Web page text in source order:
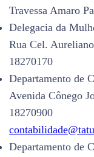
Travessa Amaro
Delegacia da
Rua Cel.
18270170
Departamento de
Avenida Cônego
18270900
Departamento de